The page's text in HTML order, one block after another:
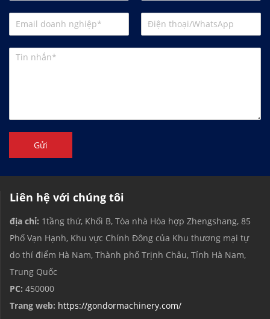
Gửi
Liên hệ với chúng tôi
địa chỉ: 1tầng thứ, Khối B, Tòa nhà Hòa hợp Zhengshang, 85
Phố Vạn Hạnh, Khu vực Chính Đông của Khu thương mại tự
do thí điểm Hà Nam, Thành phố Trịnh Châu, Tỉnh Hà Nam,
Trung Quốc
PC: 450000
Trang web: https://gondormachinery.com/